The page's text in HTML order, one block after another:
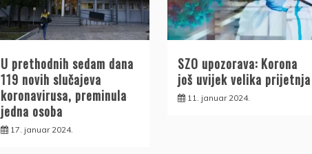
U prethodnih sedam dana
119 novih slučajeva
koronavirusa, preminula
jedna osoba
17. januar 2024.
SZO upozorava: Korona
još uvijek velika prijetnja
11. januar 2024.